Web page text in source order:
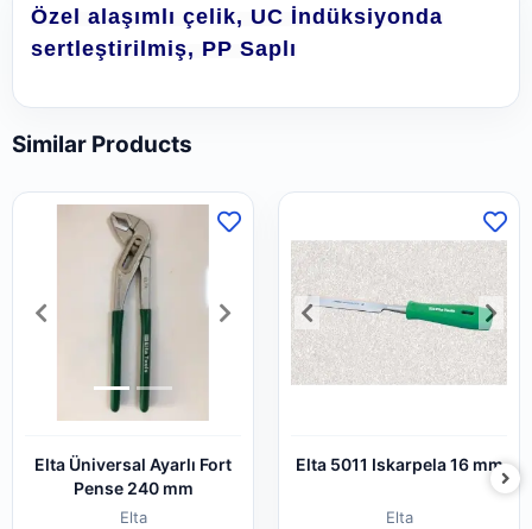
Özel alaşımlı çelik, UC İndüksiyonda
sertleştirilmiş, PP Saplı
Similar Products
Elta 5011 Iskarpela 16 mm
Elta
Elta Mafsal 1/2 65 mm
Elta